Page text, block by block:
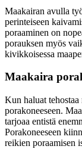
Maakairan avulla
perinteiseen
poraaminen on
porauksen myös
kivikkoisessa
Maakaira
Kun haluat tehostaa
porakoneeseen.
tarjoaa entistä
Porakoneeseen
reikien poraamisen